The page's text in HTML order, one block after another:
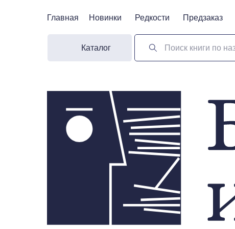
Поиск книги по
Новинки Предзаказ
Редкости
Главная
Каталог
Новинки Предзаказ
Редкости
Главная